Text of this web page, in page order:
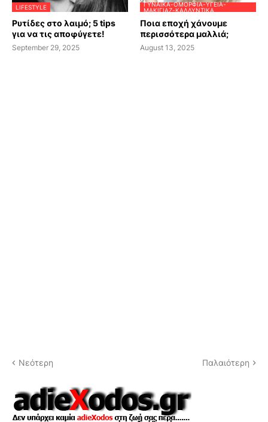
LIFESTYLE
Ρυτίδες στο λαιμό; 5 tips
για να τις αποφύγετε!
September 29, 2025
ΓΥΝΑΊΚΑ-ΟΜΟΡΦΙΆ-ΥΓΕΊΑ-
ΜΑΚΙΓΙΆΖ-ΚΑΛΛΥΝΤΙΚΆ
Ποια εποχή χάνουμε
περισσότερα μαλλιά;
August 13, 2025
Νεότερη Παλαιότερη